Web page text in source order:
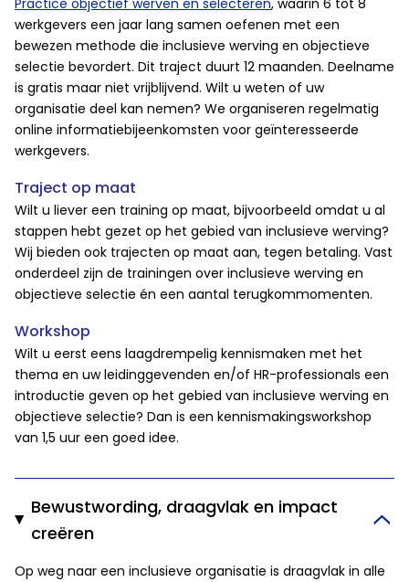
Practice objectief werven en selecteren, waarin 6 tot 8
werkgevers een jaar lang samen oefenen met een
bewezen methode die inclusieve werving en objectieve
selectie bevordert. Dit traject duurt 12 maanden. Deelname
is gratis maar niet vrijblijvend. Wilt u weten of uw
organisatie deel kan nemen? We organiseren regelmatig
online informatiebijeenkomsten voor geïnteresseerde
werkgevers.
Traject op maat
Wilt u liever een training op maat, bijvoorbeeld omdat u al
stappen hebt gezet op het gebied van inclusieve werving?
Wij bieden ook trajecten op maat aan, tegen betaling. Vast
onderdeel zijn de trainingen over inclusieve werving en
objectieve selectie én een aantal terugkommomenten.
Workshop
Wilt u eerst eens laagdrempelig kennismaken met het
thema en uw leidinggevenden en/of HR-professionals een
introductie geven op het gebied van inclusieve werving en
objectieve selectie? Dan is een kennismakingsworkshop
van 1,5 uur een goed idee.
Bewustwording, draagvlak en impact
creëren
Op weg naar een inclusieve organisatie is draagvlak in alle